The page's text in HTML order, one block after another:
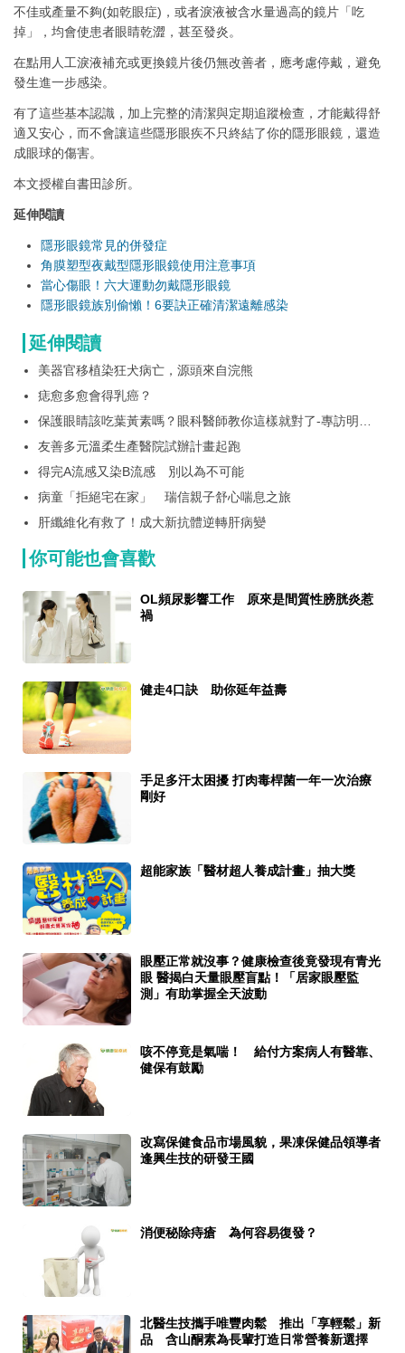
不佳或產量不夠(如乾眼症)，或者淚液被含水量過高的鏡片「吃
掉」，均會使患者眼睛乾澀，甚至發炎。
在點用人工淚液補充或更換鏡片後仍無改善者，應考慮停戴，避免
發生進一步感染。
有了這些基本認識，加上完整的清潔與定期追蹤檢查，才能戴得舒
適又安心，而不會讓這些隱形眼疾不只終結了你的隱形眼鏡，還造
成眼球的傷害。
本文授權自書田診所。
延伸閱讀
隱形眼鏡常見的併發症
角膜塑型夜戴型隱形眼鏡使用注意事項
當心傷眼！六大運動勿戴隱形眼鏡
隱形眼鏡族別偷懶！6要訣正確清潔遠離感染
延伸閱讀
美器官移植染狂犬病亡，源頭來自浣熊
痣愈多愈會得乳癌？
保護眼睛該吃葉黃素嗎？眼科醫師教你這樣就對了-專訪明明
眼科診所黃偉成院長
友善多元溫柔生產醫院試辦計畫起跑
得完A流感又染B流感 別以為不可能
病童「拒絕宅在家」 瑞信親子舒心喘息之旅
肝纖維化有救了！成大新抗體逆轉肝病變
你可能也會喜歡
OL頻尿影響工作 原來是間質性膀胱炎惹
禍
健走4口訣 助你延年益壽
手足多汗太困擾 打肉毒桿菌一年一次治療
剛好
超能家族「醫材超人養成計畫」抽大獎
眼壓正常就沒事？健康檢查後竟發現有青光
眼 醫揭白天量眼壓盲點！「居家眼壓監
測」有助掌握全天波動
咳不停竟是氣喘！ 給付方案病人有醫靠、
健保有鼓勵
改寫保健食品市場風貌，果凍保健品領導者
逢興生技的研發王國
消便秘除痔瘡 為何容易復發？
北醫生技攜手唯豐肉鬆 推出「享輕鬆」新
品 含山酮素為長輩打造日常營養新選擇